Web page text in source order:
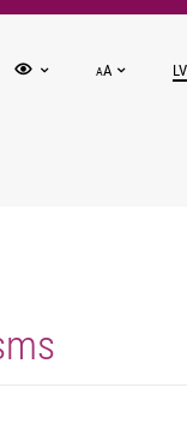
AA LV